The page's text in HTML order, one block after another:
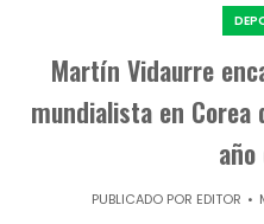
Martín Vidaurre
mundialista en
PUBLICADO POR EDITOR